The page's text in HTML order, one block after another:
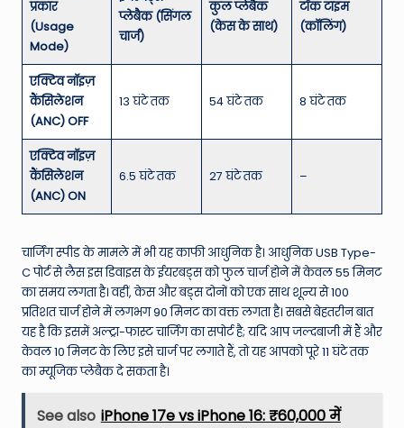
प्रकार
(Usage
Mode)
प्लेबैक (सिंगल
चार्ज)
कुल प्लेबैक
(केस के साथ)
टॉक टाइम
(कॉलिंग)
एक्टिव नॉइज़
कैंसिलेशन
(ANC) OFF
13 घंटे तक 54 घंटे तक 8 घंटे तक
एक्टिव नॉइज़
कैंसिलेशन
(ANC) ON
6.5 घंटे तक 27 घंटे तक –
चार्जिंग स्पीड के मामले में भी यह काफी आधुनिक है। आधुनिक USB Type-
C पोर्ट से लैस इस डिवाइस के ईयरबड्स को फुल चार्ज होने में केवल 55 मिनट
का समय लगता है। वहीं, केस और बड्स दोनों को एक साथ शून्य से 100
प्रतिशत चार्ज होने में लगभग 90 मिनट का वक्त लगता है। सबसे बेहतरीन बात
यह है कि इसमें अल्ट्रा-फास्ट चार्जिंग का सपोर्ट है; यदि आप जल्दबाजी में हैं और
केवल 10 मिनट के लिए इसे चार्ज पर लगाते हैं, तो यह आपको पूरे 11 घंटे तक
का म्यूजिक प्लेबैक दे सकता है।
See also iPhone 17e vs iPhone 16: ₹60,000 में